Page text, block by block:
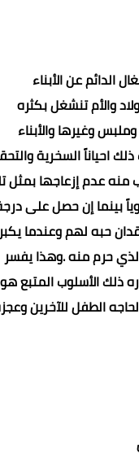
الدائم عن الأبناء
والأم تنشغل بكثره
وغيرها والأبناء
احياناً السخرية
عدم إزعاجها بمثل
بينما إن حصل على
حبه لهم وعندما
حرم منه .وهذا يفسر
ذلك الأسلوب المتبع هو
الطفل للآخرين